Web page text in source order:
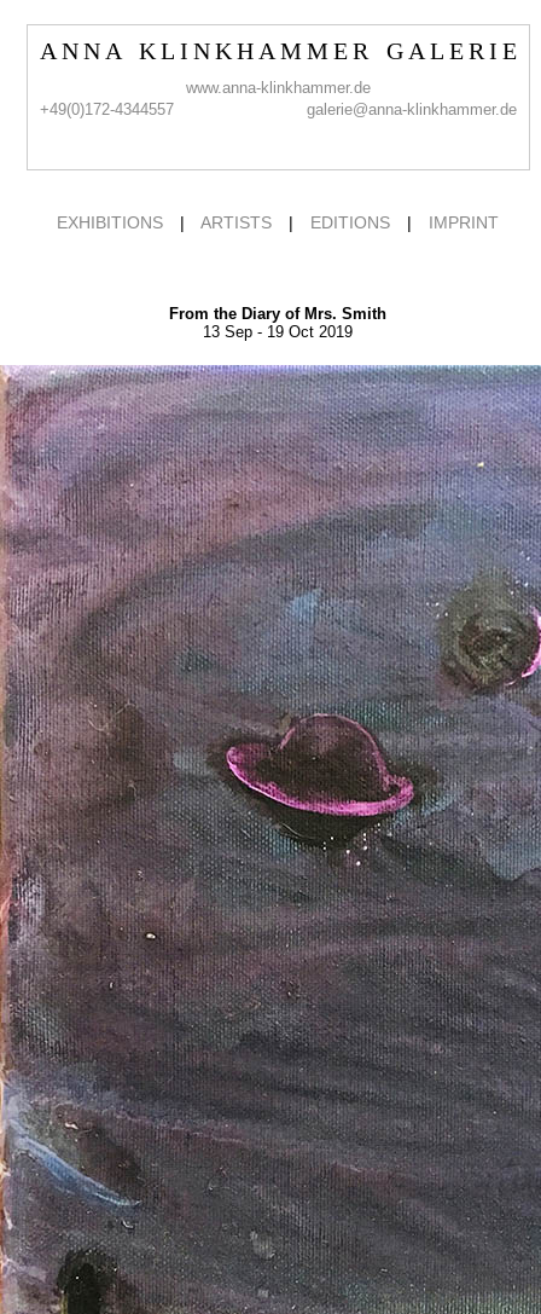
A N N A K L I N K H A M M E R G A L E R I E
www.anna-klinkhammer.de
+49(0)172-4344557
galerie@anna-klinkhammer.de
EXHIBITIONS | ARTISTS | EDITIONS | IMPRINT
From the Diary of Mrs. Smith
13 Sep - 19 Oct 2019